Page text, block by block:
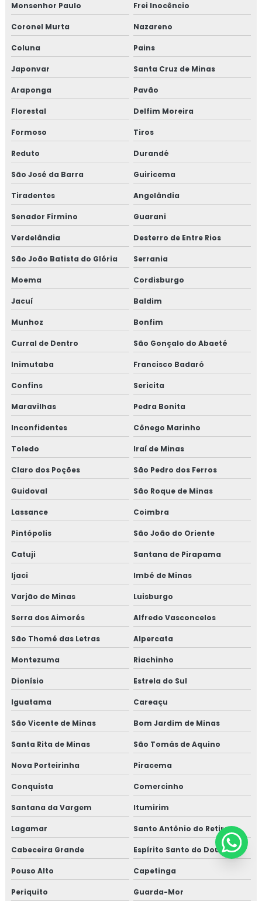
Monsenhor Paulo Frei Inocêncio
Coronel Murta Nazareno
Coluna Pains
Japonvar Santa Cruz de Minas
Araponga Pavão
Florestal Delfim Moreira
Formoso Tiros
Reduto Durandé
São José da Barra Guiricema
Tiradentes Angelândia
Senador Firmino Guarani
Verdelândia Desterro de Entre Rios
São João Batista do Glória Serrania
Moema Cordisburgo
Jacuí Baldim
Munhoz Bonfim
Curral de Dentro São Gonçalo do Abaeté
Inimutaba Francisco Badaró
Confins Sericita
Maravilhas Pedra Bonita
Inconfidentes Cônego Marinho
Toledo Iraí de Minas
Claro dos Poções São Pedro dos Ferros
Guidoval São Roque de Minas
Lassance Coimbra
Pintópolis São João do Oriente
Catuji Santana de Pirapama
Ijaci Imbé de Minas
Varjão de Minas Luisburgo
Serra dos Aimorés Alfredo Vasconcelos
São Thomé das Letras Alpercata
Montezuma Riachinho
Dionísio Estrela do Sul
Iguatama Careaçu
São Vicente de Minas Bom Jardim de Minas
Santa Rita de Minas São Tomás de Aquino
Nova Porteirinha Piracema
Conquista Comercinho
Santana da Vargem Itumirim
Lagamar Santo Antônio do Retiro
Cabeceira Grande Espírito Santo do Dourado
Pouso Alto Capetinga
Periquito Guarda-Mor